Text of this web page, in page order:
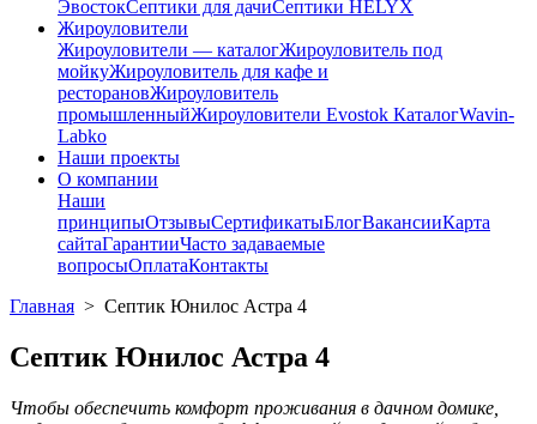
ЭвостокСептики для дачиСептики HELYX
Жироуловители
Жироуловители — каталогЖироуловитель под
мойкуЖироуловитель для кафе и
ресторановЖироуловитель
промышленныйЖироуловители Evostok КаталогWavin-
Labko
Наши проекты
О компании
Наши
принципыОтзывыСертификатыБлогВакансииКарта
сайтаГарантииЧасто задаваемые
вопросыОплатаКонтакты
Главная > Септик Юнилос Астра 4
Септик Юнилос Астра 4
Чтобы обеспечить комфорт проживания в дачном домике,